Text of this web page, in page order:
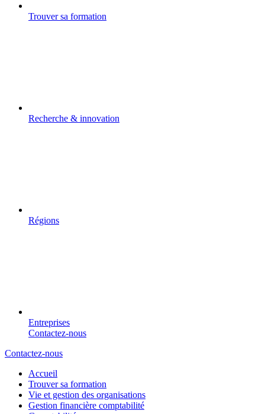
Trouver sa formation
Recherche & innovation
Régions
Entreprises
Contactez-nous
Contactez-nous
Accueil
Trouver sa formation
Vie et gestion des organisations
Gestion financière comptabilité